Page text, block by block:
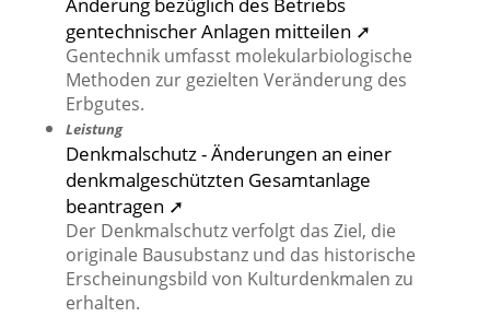
gentechnischer Anlagen mitteilen ➚
Gentechnik umfasst molekularbiologische
Methoden zur gezielten Veränderung des
Erbgutes.
Leistung
Denkmalschutz - Änderungen an einer
denkmalgeschützten Gesamtanlage
beantragen ➚
Der Denkmalschutz verfolgt das Ziel, die
originale Bausubstanz und das historische
Erscheinungsbild von Kulturdenkmalen zu
erhalten.